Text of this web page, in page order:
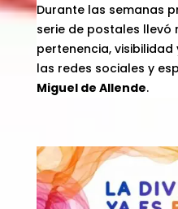
Durante las semanas
serie de postales llevó
pertenencia,
las redes sociales y
Miguel de Allende.